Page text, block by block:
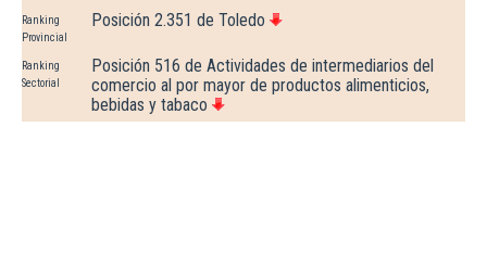
Ranking
Provincial
Posición 2.351 de Toledo
Ranking
Sectorial
Posición 516 de Actividades de intermediarios del
comercio al por mayor de productos alimenticios,
bebidas y tabaco